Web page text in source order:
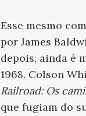
Esse mesmo
por James
depois, ainda é
1968. Colson
Railroad: Os
que fugiam do